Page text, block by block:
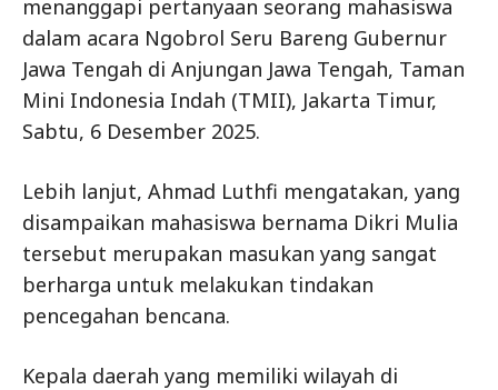
menanggapi pertanyaan seorang mahasiswa
dalam acara Ngobrol Seru Bareng Gubernur
Jawa Tengah di Anjungan Jawa Tengah, Taman
Mini Indonesia Indah (TMII), Jakarta Timur,
Sabtu, 6 Desember 2025.
Lebih lanjut, Ahmad Luthfi mengatakan, yang
disampaikan mahasiswa bernama Dikri Mulia
tersebut merupakan masukan yang sangat
berharga untuk melakukan tindakan
pencegahan bencana.
Kepala daerah yang memiliki wilayah di